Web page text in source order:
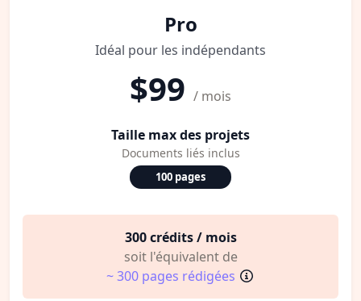
Pro
Idéal pour les indépendants
$99 / mois
Taille max des projets
Documents liés inclus
100 pages
300 crédits / mois
soit l'équivalent de
~ 300 pages rédigées